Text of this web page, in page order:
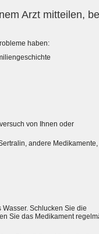
Arzt mitteilen,
haben:
von Ihnen oder
andere Medikamente,
Schlucken Sie die
Sie das Medikament